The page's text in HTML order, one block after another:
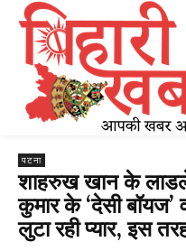
पटना
शाहरुख खान के लाडले
कुमार के ‘देसी
लुटा रही प्यार, इस